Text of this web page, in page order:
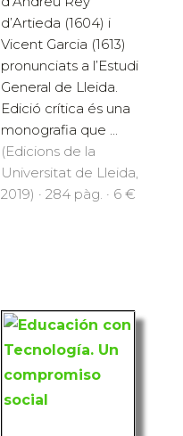
d’Artieda (1604) i
Vicent Garcia (1613)
pronunciats a l’Estudi
General de Lleida.
Edició crítica és una
monografia que ...
(Edicions de la
Universitat de Lleida,
2019) · 284 pàg. · 6 €